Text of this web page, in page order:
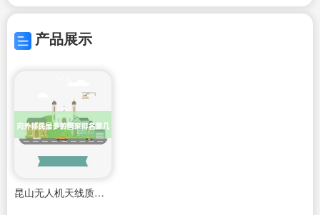
产品展示
昆山无人机天线质量厂家在哪里